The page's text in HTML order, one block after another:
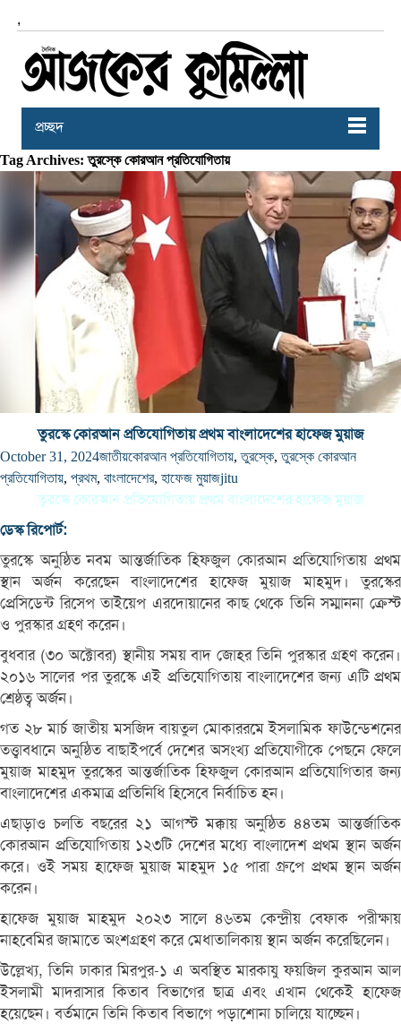
,
প্রচ্ছদ
Tag Archives: তুরস্কে কোরআন প্রতিযোগিতায়
তুরস্কে কোরআন প্রতিযোগিতায় প্রথম বাংলাদেশের হাফেজ মুয়াজ
October 31, 2024জাতীয়কোরআন প্রতিযোগিতায়,তুরস্কে,তুরস্কে কোরআন
প্রতিযোগিতায়, প্রথম, বাংলাদেশের, হাফেজ মুয়াজjitu
তুরস্কে কোরআন প্রতিযোগিতায় প্রথম বাংলাদেশের হাফেজ মুয়াজ
ডেস্ক রিপোর্ট:
তুরস্কে অনুষ্ঠিত নবম আন্তর্জাতিক হিফজুল কোরআন প্রতিযোগিতায় প্রথম
স্থান অর্জন করেছেন বাংলাদেশের হাফেজ মুয়াজ মাহমুদ। তুরস্কের
প্রেসিডেন্ট রিসেপ তাইয়েপ এরদোয়ানের কাছ থেকে তিনি সম্মাননা ক্রেস্ট
ও পুরস্কার গ্রহণ করেন।
বুধবার (৩০ অক্টোবর) স্থানীয় সময় বাদ জোহর তিনি পুরস্কার গ্রহণ করেন।
২০১৬ সালের পর তুরস্কে এই প্রতিযোগিতায় বাংলাদেশের জন্য এটি প্রথম
শ্রেষ্ঠত্ব অর্জন।
গত ২৮ মার্চ জাতীয় মসজিদ বায়তুল মোকাররমে ইসলামিক ফাউন্ডেশনের
তত্ত্বাবধানে অনুষ্ঠিত বাছাইপর্বে দেশের অসংখ্য প্রতিযোগীকে পেছনে ফেলে
মুয়াজ মাহমুদ তুরস্কের আন্তর্জাতিক হিফজুল কোরআন প্রতিযোগিতার জন্য
বাংলাদেশের একমাত্র প্রতিনিধি হিসেবে নির্বাচিত হন।
এছাড়াও চলতি বছরের ২১ আগস্ট মক্কায় অনুষ্ঠিত ৪৪তম আন্তর্জাতিক
কোরআন প্রতিযোগিতায় ১২৩টি দেশের মধ্যে বাংলাদেশ প্রথম স্থান অর্জন
করে। ওই সময় হাফেজ মুয়াজ মাহমুদ ১৫ পারা গ্রুপে প্রথম স্থান অর্জন
করেন।
হাফেজ মুয়াজ মাহমুদ ২০২৩ সালে ৪৬তম কেন্দ্রীয় বেফাক পরীক্ষায়
নাহবেমির জামাতে অংশগ্রহণ করে মেধাতালিকায় স্থান অর্জন করেছিলেন।
উল্লেখ্য, তিনি ঢাকার মিরপুর-১ এ অবস্থিত মারকাযু ফয়জিল কুরআন আল
ইসলামী মাদরাসার কিতাব বিভাগের ছাত্র এবং এখান থেকেই হাফেজ
হয়েছেন। বর্তমানে তিনি কিতাব বিভাগে পড়াশোনা চালিয়ে যাচ্ছেন।